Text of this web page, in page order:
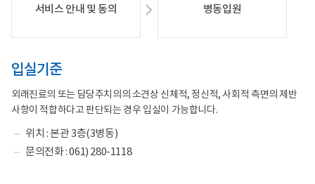
서비스 안내 및 동의 병동입원
입실기준
외래진료의 또는 담당주치의의 소견상 신체적, 정신적, 사회적 측면의 제반
사항이 적합하다고 판단되는 경우 입실이 가능합니다.
위치 : 본관 3층(3병동)
문의전화 : 061) 280-1118